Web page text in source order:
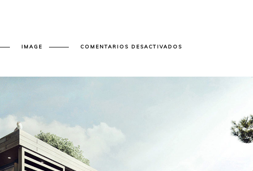
IMAGE COMENTARIOS DESACTIVADOSEN